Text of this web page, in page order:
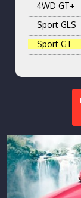
4WD GT+
Sport GLS
Sport GT